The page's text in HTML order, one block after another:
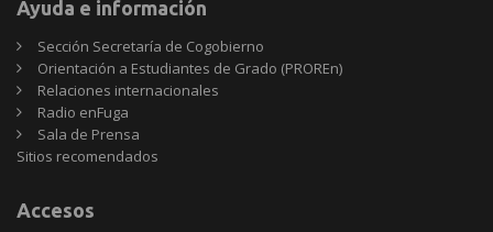
Ayuda e información
Sección Secretaría de Cogobierno
Orientación a Estudiantes de Grado (PROREn)
Relaciones internacionales
Radio enFuga
Sala de Prensa
Sitios
Sitios recomendados
Accesos